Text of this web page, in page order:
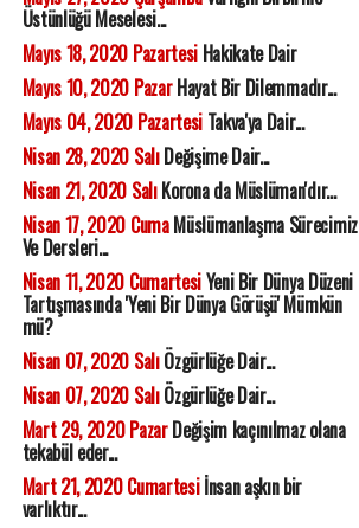
Üstünlüğü Meselesi...
Mayıs 18, 2020 PazartesiHakikate Dair
Mayıs 10, 2020 PazarHayat Bir Dilemmadır...
Mayıs 04, 2020 PazartesiTakva'ya Dair...
Nisan 28, 2020 SalıDeğişime Dair...
Nisan 21, 2020 SalıKorona da Müslüman'dır...
Nisan 17, 2020 CumaMüslümanlaşma Sürecimiz
Ve Dersleri...
Nisan 11, 2020 CumartesiYeni Bir Dünya Düzeni
Tartışmasında 'Yeni Bir Dünya Görüşü' Mümkün
mü?
Nisan 07, 2020 SalıÖzgürlüğe Dair...
Nisan 07, 2020 SalıÖzgürlüğe Dair...
Mart 29, 2020 PazarDeğişim kaçınılmaz olana
tekabül eder...
Mart 21, 2020 Cumartesiİnsan aşkın bir
varlıktır...